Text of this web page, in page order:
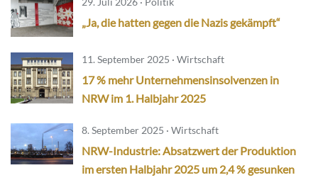
„Ja, die hatten gegen die Nazis gekämpft“
11. September 2025 · Wirtschaft
17 % mehr Unternehmensinsolvenzen in
NRW im 1. Halbjahr 2025
8. September 2025 · Wirtschaft
NRW-Industrie: Absatzwert der Produktion
im ersten Halbjahr 2025 um 2,4 % gesunken